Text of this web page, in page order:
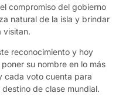
compromiso del gobierno
natural de la isla y brindar
visitan.
reconocimiento y hoy
su nombre en lo más
cada voto cuenta para
de clase mundial.